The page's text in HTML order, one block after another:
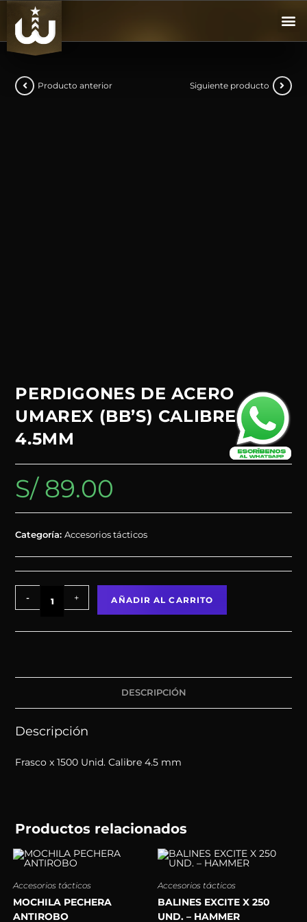
Producto anterior Siguiente producto
PERDIGONES DE ACERO
UMAREX (BB’S) CALIBRE
4.5MM
S/89.00
Categoría:Accesorios tácticos
- + AÑADIR AL CARRITO
DESCRIPCIÓN
Descripción
Frasco x 1500 Unid. Calibre 4.5 mm
Productos relacionados
Accesorios tácticos
MOCHILA PECHERA
ANTIROBO
Accesorios tácticos
BALINES EXCITE X 250
UND. – HAMMER